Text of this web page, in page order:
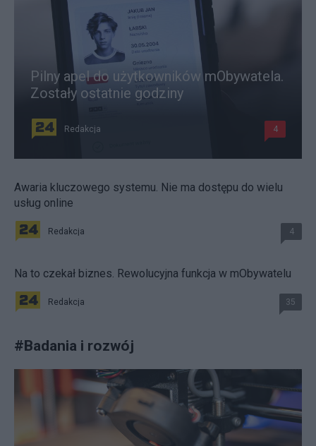
Pilny apel do użytkowników mObywatela.
Zostały ostatnie godziny
Redakcja 4
Awaria kluczowego systemu. Nie ma dostępu do wielu
usług online
Redakcja 4
Na to czekał biznes. Rewolucyjna funkcja w mObywatelu
Redakcja 35
#Badania i rozwój